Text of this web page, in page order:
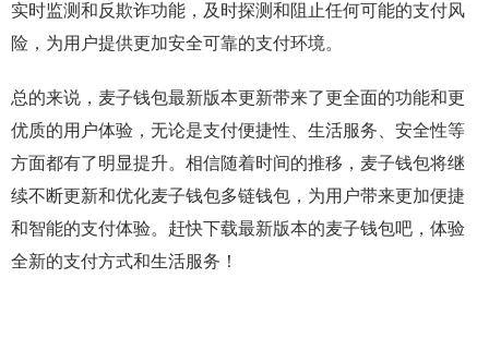
实时监测和反欺诈功能，及时探测和阻止任何可能的支付风
险，为用户提供更加安全可靠的支付环境。
总的来说，麦子钱包最新版本更新带来了更全面的功能和更
优质的用户体验，无论是支付便捷性、生活服务、安全性等
方面都有了明显提升。相信随着时间的推移，麦子钱包将继
续不断更新和优化麦子钱包多链钱包，为用户带来更加便捷
和智能的支付体验。赶快下载最新版本的麦子钱包吧，体验
全新的支付方式和生活服务！